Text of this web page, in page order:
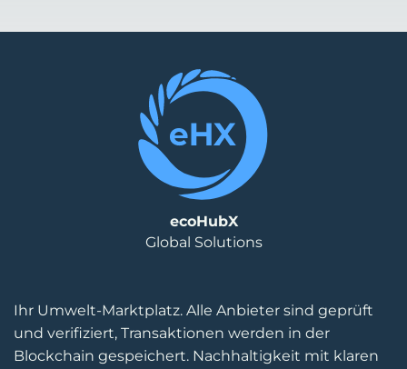
Ihr Umwelt-Marktplatz. Alle Anbieter sind geprüft
und verifiziert, Transaktionen werden in der
Blockchain gespeichert. Nachhaltigkeit mit klaren
ecoHubX
Global Solutions